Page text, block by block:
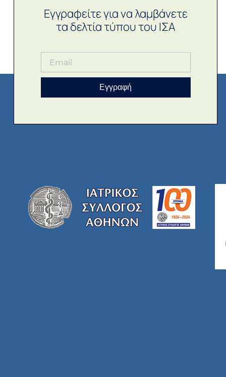
Εγγραφείτε για να λαμβάνετε
τα δελτία τύπου του ΙΣΑ
Εγγραφή